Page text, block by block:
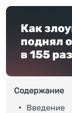
Содержание
Введение